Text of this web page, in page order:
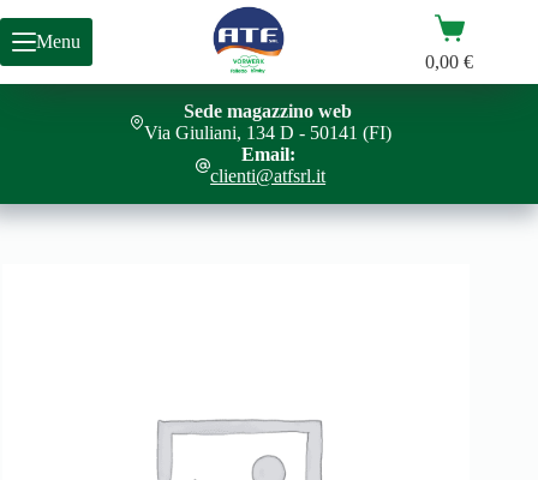
contenuto
CORPO SUPERIORE PB440 S Aggiungi al carrello
Menu
Carrello
0,00€
Sede magazzino web
Via Giuliani, 134 D - 50141 (FI)
Email:
clienti@atfsrl.it